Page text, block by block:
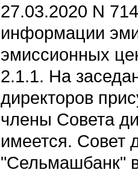
27.03.2020 N
информации
эмиссионных
2.1.1. На
директоров
члены Совета
имеется. Совет
"Сельмашбанк"